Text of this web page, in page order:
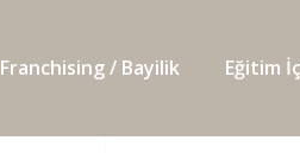
Franchising / Bayilik Eğitim